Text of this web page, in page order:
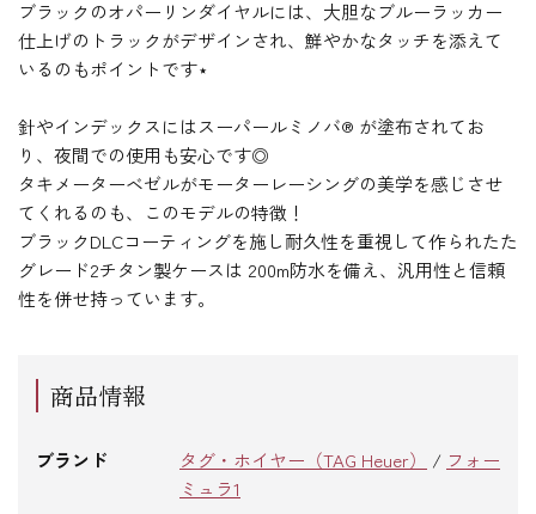
ブラックのオパーリンダイヤルには、大胆なブルーラッカー
仕上げのトラックがデザインされ、鮮やかなタッチを添えて
いるのもポイントです⋆
針やインデックスにはスーパールミノバ® が塗布されてお
り、夜間での使用も安心です◎
タキメーターベゼルがモーターレーシングの美学を感じさせ
てくれるのも、このモデルの特徴！
ブラックDLCコーティングを施し耐久性を重視して作られたた
グレード2チタン製ケースは 200m防水を備え、汎用性と信頼
性を併せ持っています。
商品情報
ブランド タグ・ホイヤー（TAG Heuer） / フォー
ミュラ1